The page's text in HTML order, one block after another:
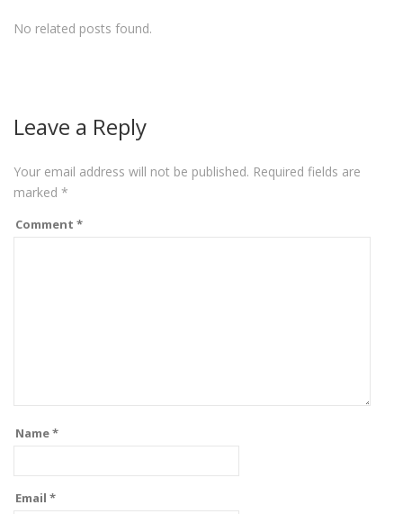
No related posts found.
Leave a Reply
Your email address will not be published. Required fields are
marked *
Comment *
Name*
Email *